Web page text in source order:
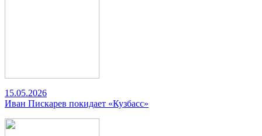
15.05.2026
Иван Пискарев покидает «Кузбасс»